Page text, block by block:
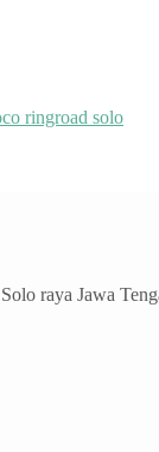
raya Jawa